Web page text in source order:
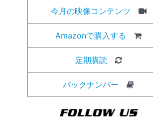
今月の映像コンテンツ
Amazonで購入する
定期購読
バックナンバー